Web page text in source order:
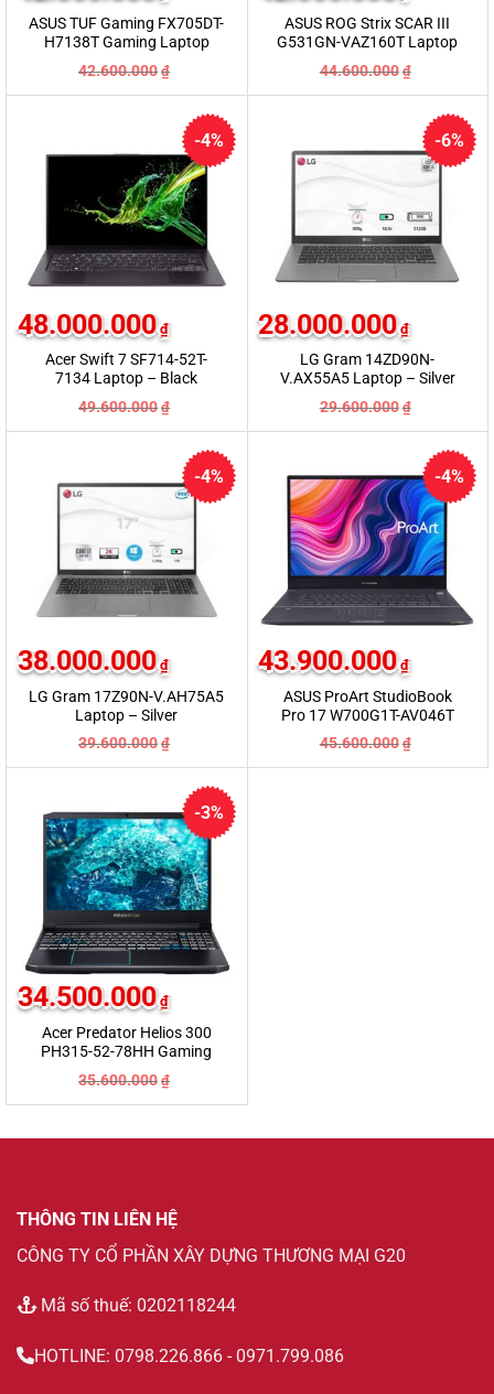
ASUS TUF Gaming FX705DT-
H7138T Gaming Laptop
42.600.000 ₫
ASUS ROG Strix SCAR III
G531GN-VAZ160T Laptop
44.600.000 ₫
-4%
Acer Swift 7 SF714-52T-
7134 Laptop – Black
49.600.000 ₫
48.000.000 ₫
-6%
LG Gram 14ZD90N-
V.AX55A5 Laptop – Silver
29.600.000 ₫
28.000.000 ₫
-4%
LG Gram 17Z90N-V.AH75A5
Laptop – Silver
39.600.000 ₫
38.000.000 ₫
-4%
ASUS ProArt StudioBook
Pro 17 W700G1T-AV046T
Laptop
45.600.000 ₫
43.900.000 ₫
-3%
Acer Predator Helios 300
PH315-52-78HH Gaming
35.600.000 ₫
34.500.000 ₫
THÔNG TIN LIÊN HỆ
CÔNG TY CỔ PHẦN XÂY DỰNG THƯƠNG MẠI G20
Mã số thuế: 0202118244
HOTLINE: 0798.226.866 - 0971.799.086